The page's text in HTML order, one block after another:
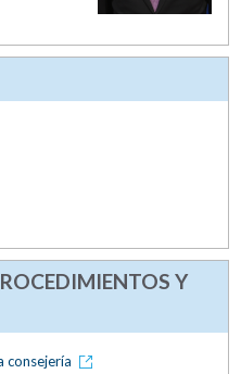
Y
consejería